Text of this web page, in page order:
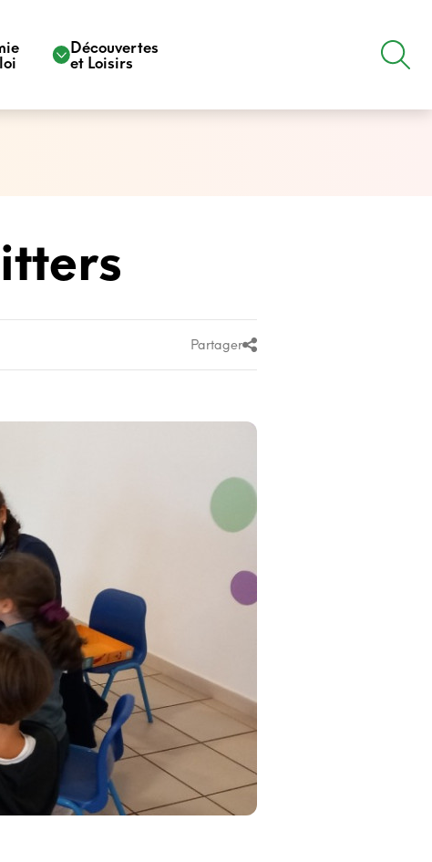
Découvertes
et Loisirs
Partager